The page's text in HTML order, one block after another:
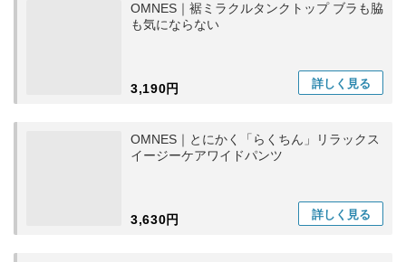
OMNES｜裾ミラクルタンクトップ ブラも脇
も気にならない
3,190円 詳しく 見る
OMNES｜とにかく「らくちん」リラックス
イージーケアワイドパンツ
3,630円 詳しく 見る